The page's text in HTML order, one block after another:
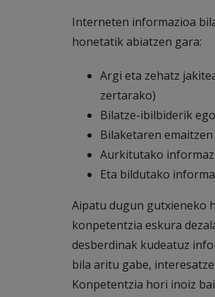
Interneten informazioa
honetatik abiatzen gara:
Argi eta zehatz
zertarako)
Bilatze-ibilbiderik
Bilaketaren
Aurkitutako
Eta bildutako
Aipatu dugun gutxieneko
konpetentzia eskura
desberdinak kudeatuz
bila aritu gabe,
Konpetentzia hori inoiz